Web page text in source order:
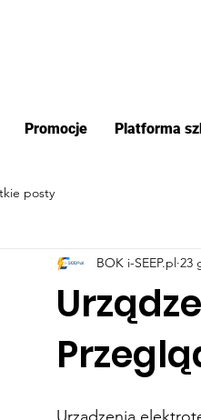
Promocje Platforma
posty
BOK i-SEEP.pl 23